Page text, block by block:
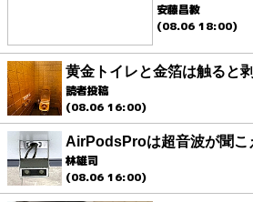
安藤昌教
(08.06 18:00)
黄金トイレと金箔は触ると
読者投稿
(08.06 16:00)
AirPodsProは超音波が聞こ
林雄司
(08.06 16:00)